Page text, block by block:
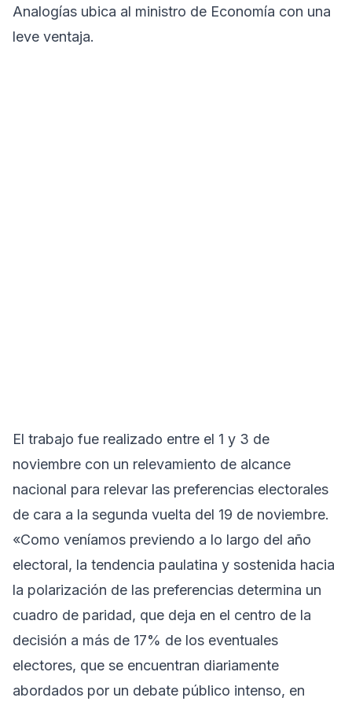
Analogías ubica al ministro de Economía con una
leve ventaja.
El trabajo fue realizado entre el 1 y 3 de
noviembre con un relevamiento de alcance
nacional para relevar las preferencias electorales
de cara a la segunda vuelta del 19 de noviembre.
«Como veníamos previendo a lo largo del año
electoral, la tendencia paulatina y sostenida hacia
la polarización de las preferencias determina un
cuadro de paridad, que deja en el centro de la
decisión a más de 17% de los eventuales
electores, que se encuentran diariamente
abordados por un debate público intenso, en